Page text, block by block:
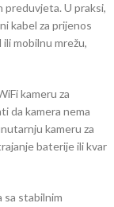
preduvjeta. U praksi,
kabel za prijenos
mobilnu mrežu,
kameru za
da kamera nema
kameru za
baterije ili kvar
sa stabilnim